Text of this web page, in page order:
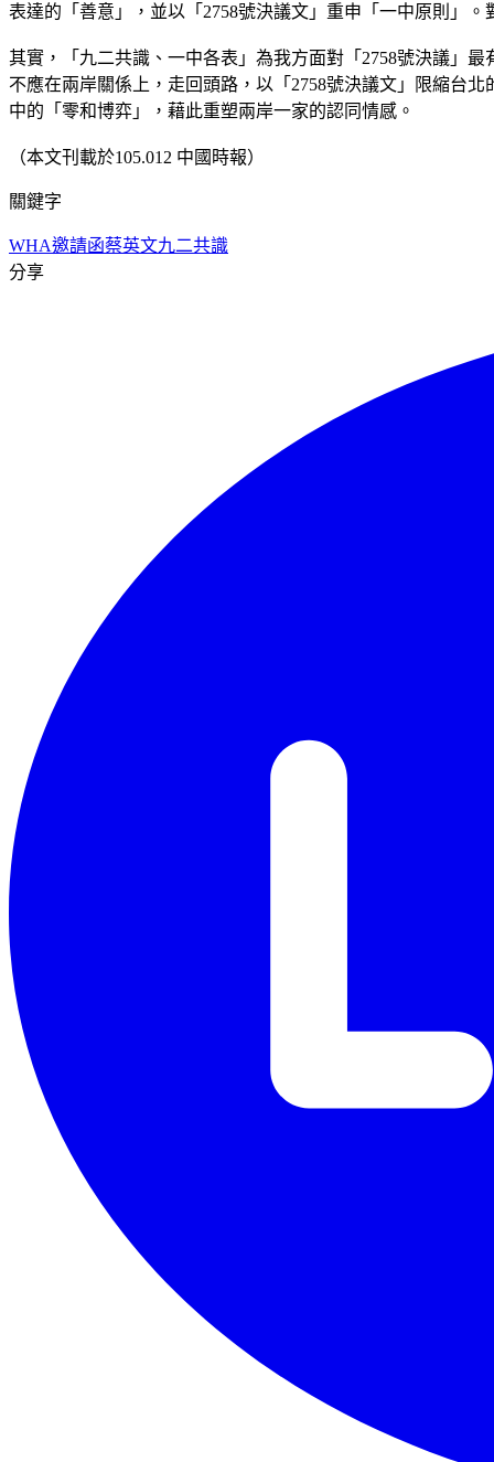
表達的「善意」，並以「2758號決議文」重申「一中原則」
其實，「九二共識、一中各表」為我方面對「2758號決議」
不應在兩岸關係上，走回頭路，以「2758號決議文」限縮台
中的「零和博弈」，藉此重塑兩岸一家的認同情感。
（本文刊載於105.012 中國時報）
關鍵字
WHA邀請函蔡英文九二共識
分享